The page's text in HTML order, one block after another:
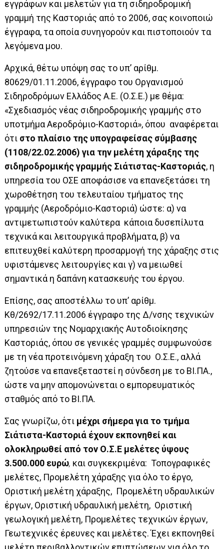
εγγράφων και μελετών για τη σιδηροδρομική
γραμμή της Καστοριάς από το 2006, σας κοινοποιώ
έγγραφα, τα οποία συνηγορούν και πιστοποιούν τα
λεγόμενα μου.
Αρχικά, θέτω υπόψη σας το υπ’ αρίθμ.
80629/01.11.2006, έγγραφο του Οργανισμού
Σιδηροδρόμων Ελλάδος Α.Ε. (Ο.Σ.Ε.) με θέμα:
«Σχεδιασμός νέας σιδηροδρομικής γραμμής στο
υποτμήμα Αεροδρόμιο-Καστοριά», όπου αναφέρεται
ότι στο πλαίσιο της υπογραφείσας σύμβασης
(1108/22.02.2006) για την μελέτη χάραξης της
σιδηροδρομικής γραμμής Σιάτιστας-Καστοριάς, η
υπηρεσία του ΟΣΕ αποφάσισε να επανεξετάσει τη
χωροθέτηση του τελευταίου τμήματος της
γραμμής (Αεροδρόμιο-Καστοριά) ώστε: α) να
αντιμετωπιστούν καλύτερα κάποια δυσεπίλυτα
τεχνικά και λειτουργικά προβλήματα, β) να
επιτευχθεί καλύτερη προσαρμογή της χάραξης στις
υφιστάμενες λειτουργίες και γ) να μειωθεί
σημαντικά η δαπάνη κατασκευής του έργου.
Επίσης, σας αποστέλλω το υπ’ αρίθμ.
Κθ/2692/17.11.2006 έγγραφο της Δ/νσης τεχνικών
υπηρεσιών της Νομαρχιακής Αυτοδιοίκησης
Καστοριάς, όπου σε γενικές γραμμές συμφωνούσε
με τη νέα προτεινόμενη χάραξη του Ο.Σ.Ε., αλλά
ζητούσε να επανεξεταστεί η σύνδεση με το ΒΙ.ΠΑ.,
ώστε να μην απομονώνεται ο εμπορευματικός
σταθμός από το ΒΙ.ΠΑ.
Σας γνωρίζω, ότι μέχρι σήμερα για το τμήμα
Σιάτιστα-Καστοριά έχουν εκπονηθεί και
ολοκληρωθεί από τον Ο.Σ.Ε μελέτες ύψους
3.500.000 ευρώ, και συγκεκριμένα: Τοπογραφικές
μελέτες, Προμελέτη χάραξης για όλο το έργο,
Οριστική μελέτη χάραξης, Προμελέτη υδραυλικών
έργων, Οριστική υδραυλική μελέτη, Οριστική
γεωλογική μελέτη, Προμελέτες τεχνικών έργων,
Γεωτεχνικές έρευνες και μελέτες. Έχει εκπονηθεί